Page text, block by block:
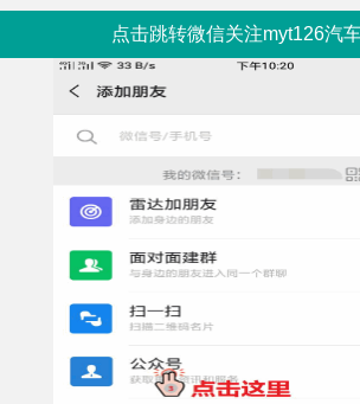
点击跳转微信关注myt126汽